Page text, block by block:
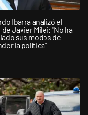
Ibarra analizó el
Javier Milei: "No ha
sus modos de
la política"